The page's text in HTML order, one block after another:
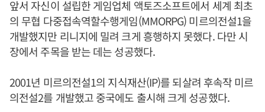
앞서 자신이 설립한 게임업체 액토즈소프트에서 세계 최초
의 무협 다중접속역할수행게임(MMORPG) 미르의전설1을
개발했지만 리니지에 밀려 크게 흥행하지 못했다. 다만 시
장에서 주목을 받는 데는 성공했다.
2001년 미르의전설1의 지식재산(IP)를 되살려 후속작 미르
의전설2를 개발했고 중국에도 출시해 크게 성공했다.